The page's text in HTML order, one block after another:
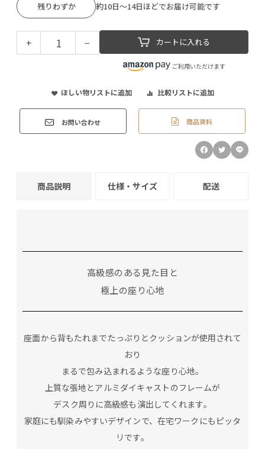
残りわずか 約10日～14日ほどでお届け可能です
+ − カートに入れる
ご利用いただけます
ほしい物リストに追加 比較リストに追加
お問い合わせ 商品資料
商品説明 仕様・サイズ 配送
高級感のある見た目と
極上の座り心地
座面から背もたれまでたっぷりとクッションが使用されて
おり
まるで包み込まれるような座り心地。
上質な張地とアルミダイキャストのフレームが
デスク周りに高級感も演出してくれます。
家庭にも馴染みやすいデザインで、在宅ワークにもピッタ
リです。